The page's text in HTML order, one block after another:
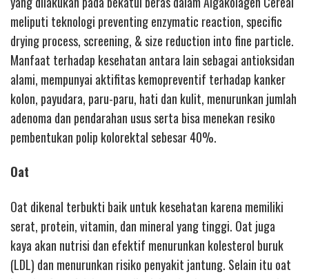
meliputi teknologi preventing enzymatic reaction, specific
drying process, screening, & size reduction into fine particle.
Manfaat terhadap kesehatan antara lain sebagai antioksidan
alami, mempunyai aktifitas kemopreventif terhadap kanker
kolon, payudara, paru-paru, hati dan kulit, menurunkan jumlah
adenoma dan pendarahan usus serta bisa menekan resiko
pembentukan polip kolorektal sebesar 40%.
Oat
Oat dikenal terbukti baik untuk kesehatan karena memiliki
serat, protein, vitamin, dan mineral yang tinggi. Oat juga
kaya akan nutrisi dan efektif menurunkan kolesterol buruk
(LDL) dan menurunkan risiko penyakit jantung. Selain itu oat